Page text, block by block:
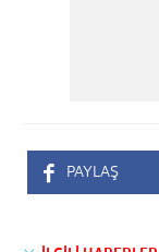
PAYLAŞ